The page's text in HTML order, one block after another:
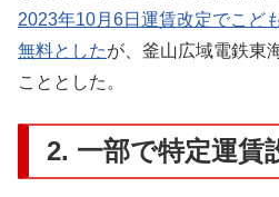
2023年10月6日運賃改定でこど
無料としたが、釜山広域電鉄東
こととした。
2. 一部で特定運賃